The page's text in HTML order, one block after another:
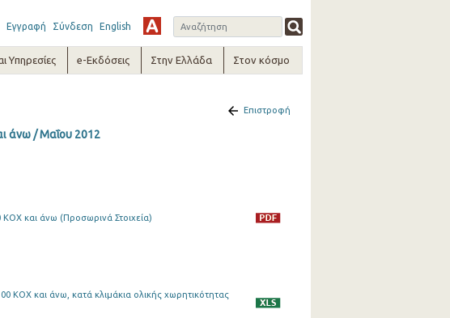
Εγγραφή Σύνδεση English
Υπηρεσίες e-Εκδόσεις Στην Ελλάδα Στον κόσμο
Επιστροφή
άνω / Μαΐου 2012
και άνω (Προσωρινά Στοιχεία)
ΚΟΧ και άνω, κατά κλιμάκια ολικής χωρητικότητας